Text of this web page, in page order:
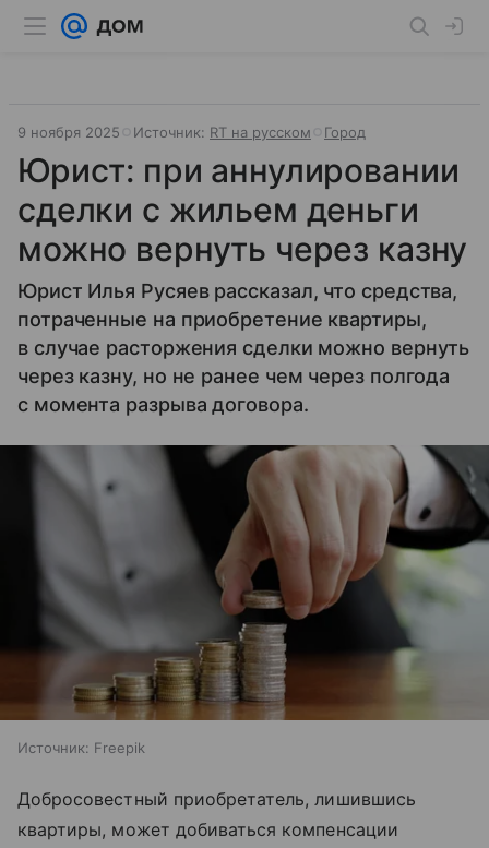
9 ноября 2025 Источник: RT на русском Город
Юрист: при аннулировании
сделки с жильем деньги
можно вернуть через казну
Юрист Илья Русяев рассказал, что средства,
потраченные на приобретение квартиры,
в случае расторжения сделки можно вернуть
через казну, но не ранее чем через полгода
с момента разрыва договора.
Источник: Freepik
Добросовестный приобретатель, лишившись
квартиры, может добиваться компенсации